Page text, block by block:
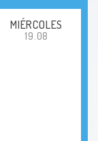
MIÉRCOLES
19.08